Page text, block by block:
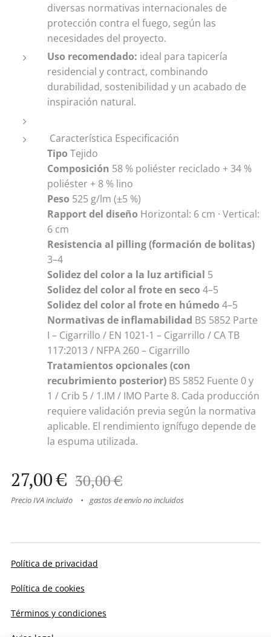
diversas normativas internacionales de
protección contra el fuego, según las
necesidades del proyecto.
Uso recomendado: ideal para tapicería
residencial y contract, combinando
durabilidad, sostenibilidad y un acabado de
inspiración natural.
Característica Especificación
Tipo Tejido
Composición 58 % poliéster reciclado + 34 %
poliéster + 8 % lino
Peso 525 g/lm (±5 %)
Rapport del diseño Horizontal: 6 cm · Vertical:
6 cm
Resistencia al pilling (formación de bolitas)
3–4
Solidez del color a la luz artificial 5
Solidez del color al frote en seco 4–5
Solidez del color al frote en húmedo 4–5
Normativas de inflamabilidad BS 5852 Parte
I – Cigarrillo / EN 1021-1 – Cigarrillo / CA TB
117:2013 / NFPA 260 – Cigarrillo
Tratamientos opcionales (con
recubrimiento posterior) BS 5852 Fuente 0 y
1 / Crib 5 / 1.IM / IMO Parte 8. Cada producción
requiere validación previa según la normativa
aplicable. El rendimiento ignífugo depende de
la espuma utilizada.
27,00€ 30,00€
Precio IVA incluido gastos de envío no incluidos
Política de privacidad
Política de cookies
Términos y condiciones